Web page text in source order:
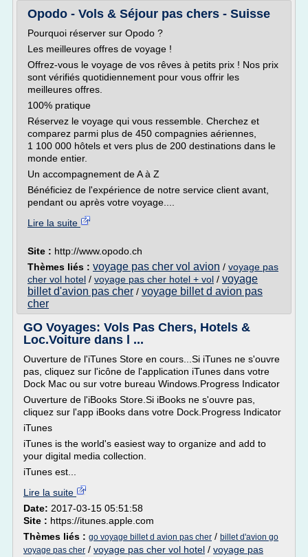
Opodo - Vols & Séjour pas chers - Suisse
Pourquoi réserver sur Opodo ?
Les meilleures offres de voyage !
Offrez-vous le voyage de vos rêves à petits prix ! Nos prix
sont vérifiés quotidiennement pour vous offrir les
meilleures offres.
100% pratique
Réservez le voyage qui vous ressemble. Cherchez et
comparez parmi plus de 450 compagnies aériennes,
1 100 000 hôtels et vers plus de 200 destinations dans le
monde entier.
Un accompagnement de A à Z
Bénéficiez de l'expérience de notre service client avant,
pendant ou après votre voyage....
Lire la suite
Site : http://www.opodo.ch
Thèmes liés : voyage pas cher vol avion / voyage pas
cher vol hotel / voyage pas cher hotel + vol / voyage
billet d'avion pas cher / voyage billet d avion pas
cher
GO Voyages: Vols Pas Chers, Hotels &
Loc.Voiture dans l ...
Ouverture de l'iTunes Store en cours...Si iTunes ne s'ouvre
pas, cliquez sur l'icône de l'application iTunes dans votre
Dock Mac ou sur votre bureau Windows.Progress Indicator
Ouverture de l'iBooks Store.Si iBooks ne s'ouvre pas,
cliquez sur l'app iBooks dans votre Dock.Progress Indicator
iTunes
iTunes is the world's easiest way to organize and add to
your digital media collection.
iTunes est...
Lire la suite
Date: 2017-03-15 05:51:58
Site : https://itunes.apple.com
Thèmes liés : go voyage billet d avion pas cher / billet d'avion go
voyage pas cher / voyage pas cher vol hotel / voyage pas